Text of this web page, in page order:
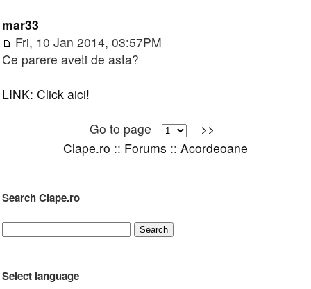
mar33
Fri, 10 Jan 2014, 03:57PM
Ce parere aveti de asta?
LINK: Click aici!
Go to page
>>
Clape.ro :: Forums :: Acordeoane
Search Clape.ro
Select language